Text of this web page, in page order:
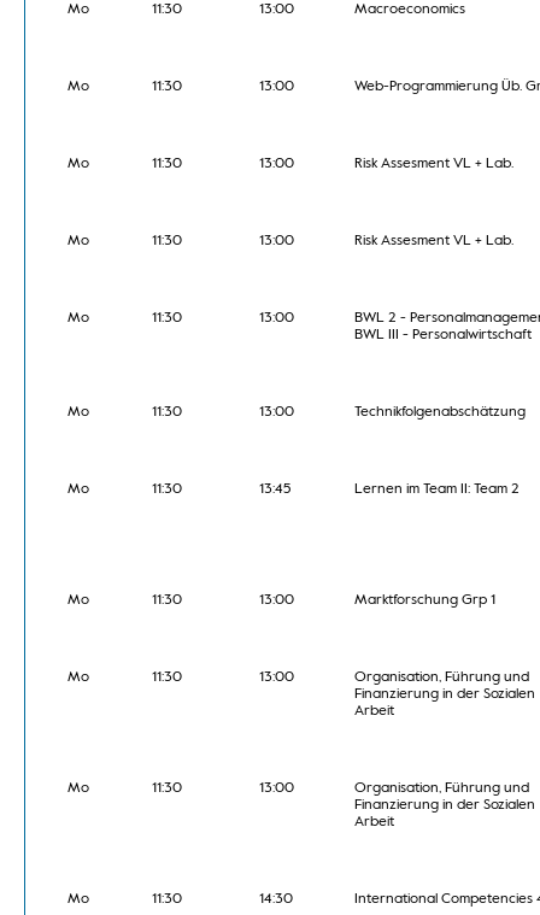
Mo 11:30 13:00 Macroeconomics
Mo 11:30 13:00 Web-Programmierung Üb.
Mo 11:30 13:00 Risk Assesment VL + Lab.
Mo 11:30 13:00 Risk Assesment VL + Lab.
Mo 11:30 13:00
BWL 2 -
BWL III - Personalwirtschaft
Mo 11:30 13:00 Technikfolgenabschätzung
Mo 11:30 13:45 Lernen im Team II: Team 2
Mo 11:30 13:00 Marktforschung Grp 1
Mo 11:30 13:00
Organisation, Führung und
Finanzierung in der Sozialen
Arbeit
Mo 11:30 13:00
Organisation, Führung und
Finanzierung in der Sozialen
Arbeit
Mo 11:30 14:30 International Competencies